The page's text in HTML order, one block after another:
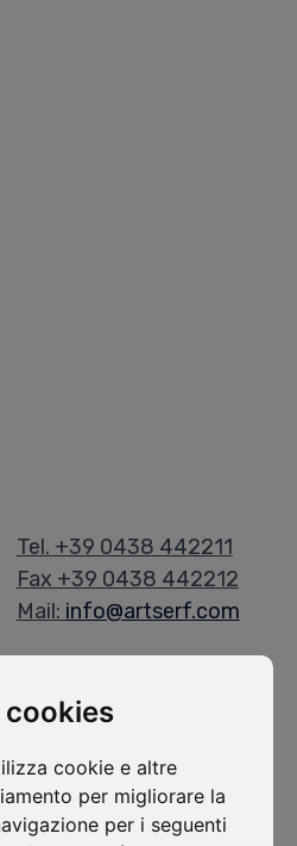
cookies
cookie e altre
per migliorare la
per i seguenti
Tel. +39 0438 442211
Fax +39 0438 442212
Mail: info@artserf.com
13.30-17.30
/ 13.15-16.30